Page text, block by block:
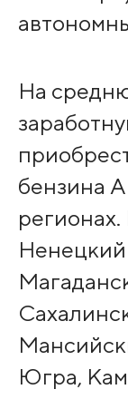
На
бензина
Ненецкий
Югра,